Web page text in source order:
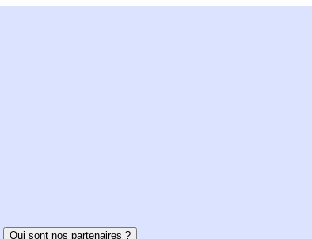
Qui sont nos partenaires ?